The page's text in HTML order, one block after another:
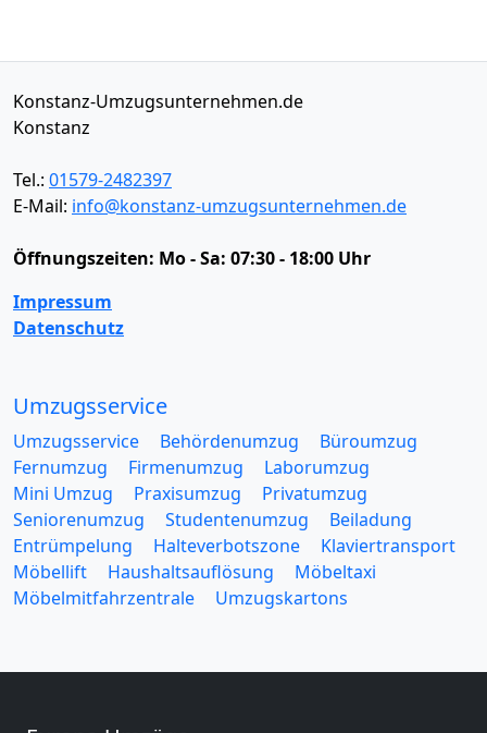
Konstanz-Umzugsunternehmen.de
Konstanz
Tel.: 01579-2482397
E-Mail: info@konstanz-umzugsunternehmen.de
Öffnungszeiten: Mo - Sa: 07:30 - 18:00 Uhr
Impressum
Datenschutz
Umzugsservice
Umzugsservice Behördenumzug
Büroumzug
Fernumzug
Firmenumzug
Laborumzug
Mini Umzug
Praxisumzug
Privatumzug
Seniorenumzug
Studentenumzug
Beiladung
Entrümpelung
Halteverbotszone
Klaviertransport
Möbellift
Haushaltsauflösung
Möbeltaxi
Möbelmitfahrzentrale
Umzugskartons